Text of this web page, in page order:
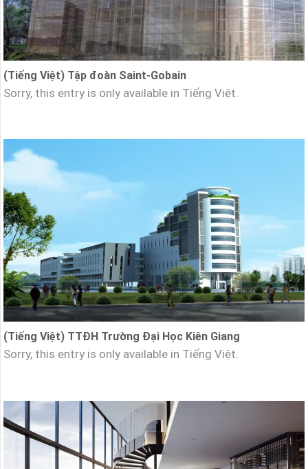
(Tiếng Việt) Tập đoàn Saint-Gobain
Sorry, this entry is only available in Tiếng Việt.
(Tiếng Việt) TTĐH Trường Đại Học Kiên Giang
Sorry, this entry is only available in Tiếng Việt.